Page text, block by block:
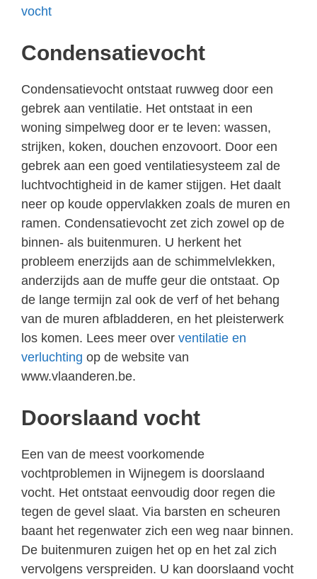
vocht
Condensatievocht
Condensatievocht ontstaat ruwweg door een
gebrek aan ventilatie. Het ontstaat in een
woning simpelweg door er te leven: wassen,
strijken, koken, douchen enzovoort. Door een
gebrek aan een goed ventilatiesysteem zal de
luchtvochtigheid in de kamer stijgen. Het daalt
neer op koude oppervlakken zoals de muren en
ramen. Condensatievocht zet zich zowel op de
binnen- als buitenmuren. U herkent het
probleem enerzijds aan de schimmelvlekken,
anderzijds aan de muffe geur die ontstaat. Op
de lange termijn zal ook de verf of het behang
van de muren afbladderen, en het pleisterwerk
los komen. Lees meer over ventilatie en
verluchting op de website van
www.vlaanderen.be.
Doorslaand vocht
Een van de meest voorkomende
vochtproblemen in Wijnegem is doorslaand
vocht. Het ontstaat eenvoudig door regen die
tegen de gevel slaat. Via barsten en scheuren
baant het regenwater zich een weg naar binnen.
De buitenmuren zuigen het op en het zal zich
vervolgens verspreiden. U kan doorslaand vocht